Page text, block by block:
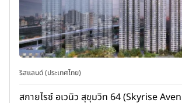
ริสแลนด์ (ประเทศไทย)
สกายไรซ์ อเวนิว สุขุมวิท 64 (Skyrise